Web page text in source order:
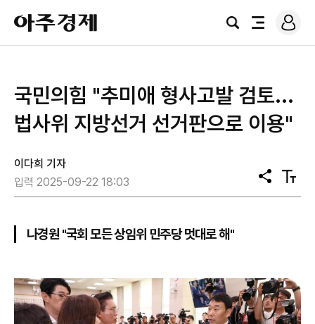
아
주
경
검
전
로
그
국민의힘 "추미애 형사고발 검토...
법사위 지방선거 선거판으로 이용"
이다희 기자
입력 2025-09-22 18:03
공
유
텍
스
나경원 "국회 모든 상임위 민주당 멋대로 해"